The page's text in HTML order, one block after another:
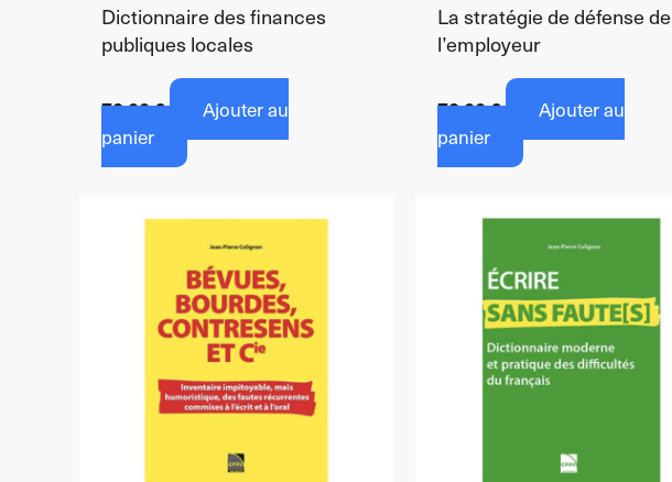
Dictionnaire des finances
publiques locales
72,00€
Ajouter au
panier
La stratégie de défense de
l’employeur
72,00€
Ajouter au
panier